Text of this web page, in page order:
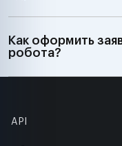
Как оформить
робота?
API